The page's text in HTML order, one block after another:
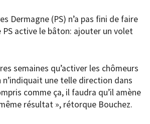
Dermagne (PS) n’a pas fini de faire
active le bâton: ajouter un volet
semaines qu’activer les chômeurs
une telle direction dans
comme ça, il faudra qu’il amène
résultat », rétorque Bouchez.